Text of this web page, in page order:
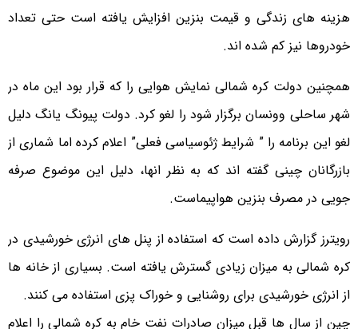
هزینه های زندگی و قیمت بنزین افزایش یافته است حتی تعداد
خودروها نیز کم شده اند.
همچنین دولت کره شمالی نمایش هوایی را که قرار بود این ماه در
شهر ساحلی وونسان برگزار شود را لغو کرد. دولت پیونگ یانگ دلیل
لغو این برنامه را ” شرایط ژئوسیاسی فعلی” اعلام کرده اما شماری از
بازرگانان چینی گفته اند که به نظر انها، دلیل این موضوع صرفه
جویی در مصرف بنزین هواپیماست.
رویترز گزارش داده است که استفاده از پنل های انرژی خورشیدی در
کره شمالی به میزان زیادی گسترش یافته است. بسیاری از خانه ها
از انرژی خورشیدی برای روشنایی و خوراک پزی استفاده می کنند.
چین از سال ها قبل میزان صادرات نفت خام به کره شمالی را اعلام